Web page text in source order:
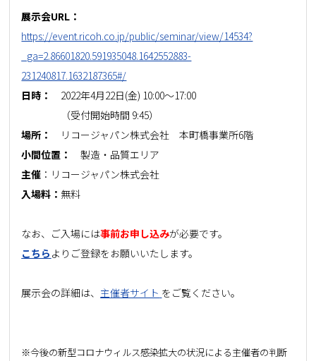
展示会URL：
https://event.ricoh.co.jp/public/seminar/view/14534?
_ga=2.86601820.591935048.1642552883-
231240817.1632187365#/
日時： 2022年4月22日(金) 10:00～17:00
（受付開始時間 9:45）
場所：
リコージャパン株式会社 本町橋事業所6階
小間位置：
製造・品質エリア
主催 ：リコージャパン株式会社
入場料： 無料
なお、ご入場には事前お申し込みが必要です。
こちら よりご登録をお願いいたします。
展示会の詳細は、 主催者サイト をご覧ください。
※今後の新型コロナウィルス感染拡大の状況による主催者の判断